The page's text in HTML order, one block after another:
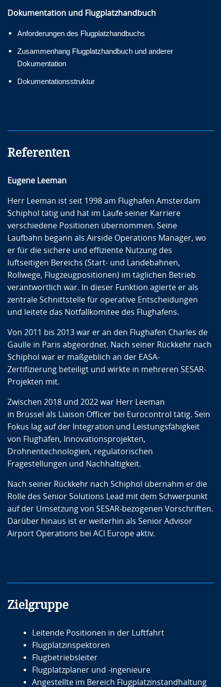
Dokumentation und Flugplatzhandbuch
Anforderungen des Flugplatzhandbuchs
Zusammenhang Flugplatzhandbuch und anderer
Dokumentation
Dokumentationsstruktur
Referenten
Eugene Leeman
Herr Leeman ist seit 1998 am Flughafen Amsterdam
Schiphol tätig und hat im Laufe seiner Karriere
verschiedene Positionen übernommen. Seine
Laufbahn begann als Airside Operations Manager, wo
er für die sichere und effiziente Nutzung des
luftseitigen Bereichs (Start- und Landebahnen,
Rollwege, Flugzeugpositionen) im täglichen Betrieb
verantwortlich war. In dieser Funktion agierte er als
zentrale Schnittstelle für operative Entscheidungen
und leitete das Notfallkomitee des Flughafens.
Von 2011 bis 2013 war er an den Flughafen Charles de
Gaulle in Paris abgeordnet. Nach seiner Rückkehr nach
Schiphol war er maßgeblich an der EASA-
Zertifizierung beteiligt und wirkte in mehreren SESAR-
Projekten mit.
Zwischen 2018 und 2022 war Herr Leeman
in Brüssel als Liaison Officer bei Eurocontrol tätig. Sein
Fokus lag auf der Integration und Leistungsfähigkeit
von Flughäfen, Innovationsprojekten,
Drohnentechnologien, regulatorischen
Fragestellungen und Nachhaltigkeit.
Nach seiner Rückkehr nach Schiphol übernahm er die
Rolle des Senior Solutions Lead mit dem Schwerpunkt
auf der Umsetzung von SESAR-bezogenen Vorschriften.
Darüber hinaus ist er weiterhin als Senior Advisor
Airport Operations bei ACI Europe aktiv.
Zielgruppe
Leitende Positionen in der Luftfahrt
Flugplatzinspektoren
Flugbetriebsleiter
Flugplatzplaner und -ingenieure
Angestellte im Bereich Flugplatzinstandhaltung